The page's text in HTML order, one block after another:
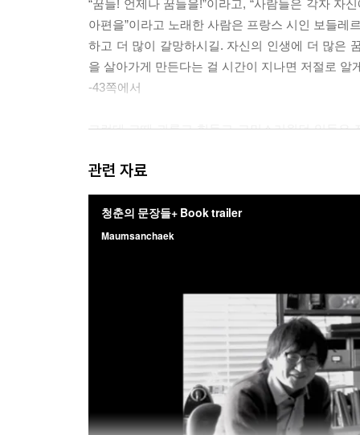
“꿈들! 언제나 꿈들을!”이라고, “사람들은 각자
아편을”이라고 노래한 사람은 프랑스 시인 보들
하고 더 많이 갈망하시길. 자신의 인생에 더 많은
을 살아가게 만든다는 걸 시간이 지나면 저절로
-43쪽에서
그런데 그때 괴롭고 힘들고 고민스러웠던 일들은
더 쉽게 몰입하는 경향이 있지만, 당시에는 세상
다 바쳐 즐긴 것들은 평생을 가니까, 가능하면 그런
-48쪽에서
의 일들은 그처럼 흐릿하다는 걸 알게 됐으니까.
이룰 수 없는 꿈이라는 걸 알게 됐으니까. 하지만
란 그것들의 이름을 일일이 부르는, 지극히 사소
가는 당신이 때로 행복하고 자주 좌절하고 늘 불
독자의 존재를 생각하게 됐어요. 예를 들어 20대
관련 자료